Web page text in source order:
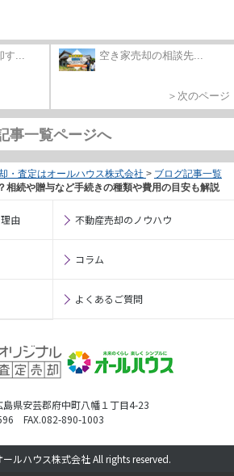
す... 空き家売却の相談先...
＞次のページ
事一覧ページへ
・査定はオールハウス株式会社 > ブログ記事一覧
相続や贈与など手続きの種類や費用の目安も解説
由 不動産売却のノウハウ
コラム
よくあるご質問
県安芸郡府中町八幡１丁目4-23
FAX.082-890-1003
ルハウス株式会社 All rights reserved.